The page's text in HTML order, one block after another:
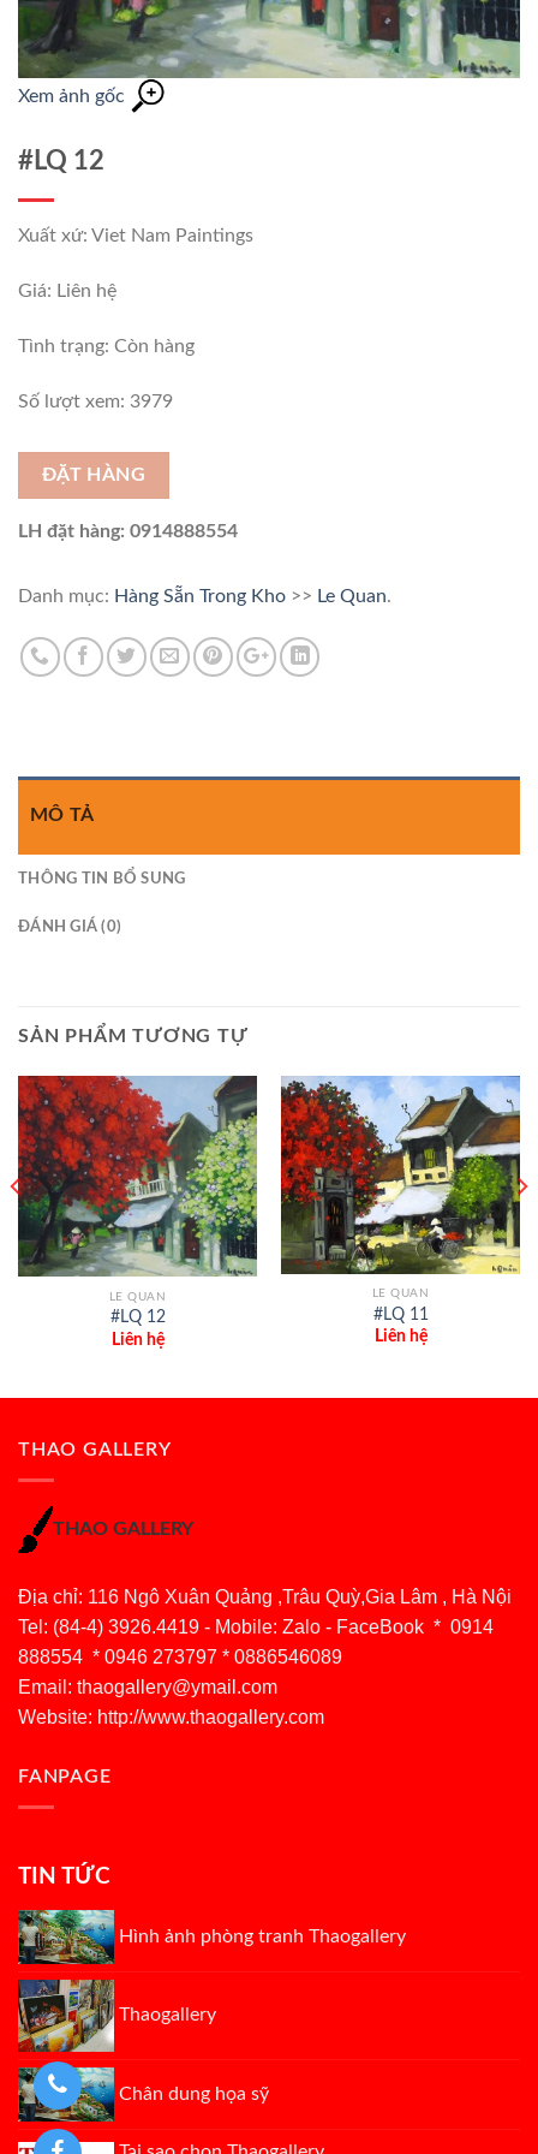
Xem ảnh gốc
#LQ 12
Xuất xứ: Viet Nam Paintings
Giá: Liên hệ
Tình trạng: Còn hàng
Số lượt xem: 3979
ĐẶT HÀNG
LH đặt hàng: 0914888554
Danh mục: Hàng Sẵn Trong Kho >> Le Quan.
MÔ TẢ
THÔNG TIN BỔ SUNG
ĐÁNH GIÁ (0)
SẢN PHẨM TƯƠNG TỰ
LE QUAN
#LQ 12
Liên hệ
LE QUAN
#LQ 11
Liên hệ
THAO GALLERY
THAO GALLERY
Địa chỉ: 116 Ngô Xuân Quảng ,Trâu Quỳ,Gia Lâm , Hà Nội
Tel: (84-4) 3926.4419 - Mobile: Zalo - FaceBook * 0914
888554 * 0946 273797 * 0886546089
Email: thaogallery@ymail.com
Website: http://www.thaogallery.com
FANPAGE
TIN TỨC
Hình ảnh phòng tranh Thaogallery
Thaogallery
Chân dung họa sỹ